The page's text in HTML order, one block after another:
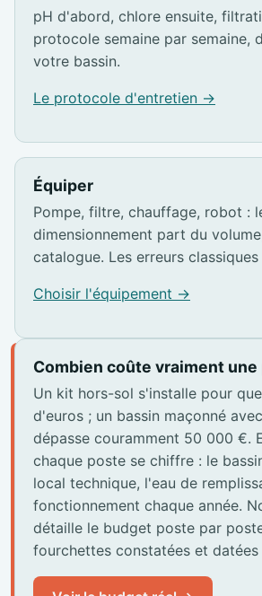
pH d'abord, chlore ensuite,
protocole semaine par semaine,
votre bassin.
Le protocole d'entretien →
Équiper
Pompe, filtre, chauffage, robot :
dimensionnement part du
catalogue. Les erreurs
Choisir l'équipement →
Combien coûte vraiment une
Un kit hors-sol s'installe pour
d'euros ; un bassin maçonné
dépasse couramment 50 000 €.
chaque poste se chiffre : le
local technique, l'eau de
fonctionnement chaque année.
détaille le budget poste par
fourchettes constatées et datées